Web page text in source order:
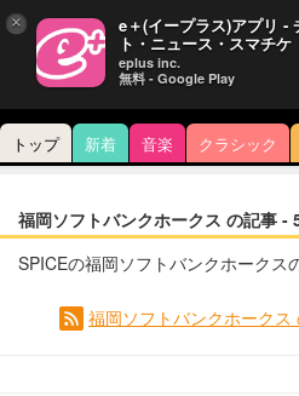
トップ 新着 音楽 クラシック
福岡ソフトバンクホークス の記事 -
SPICEの福岡ソフトバンクホークス
福岡ソフトバンクホーク
× e＋(イープラス)アプリ -
ト・ニュース・スマチケ
eplus inc.
無料 - Google Play